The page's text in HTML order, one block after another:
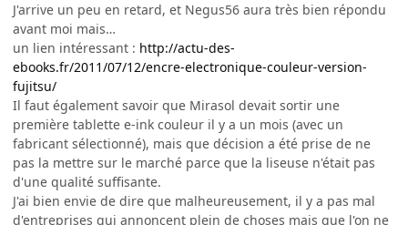
J'arrive un peu en retard, et Negus56 aura très bien répondu
avant moi mais…
un lien intéressant : http://actu-des-
ebooks.fr/2011/07/12/encre-electronique-couleur-version-
fujitsu/
Il faut également savoir que Mirasol devait sortir une
première tablette e-ink couleur il y a un mois (avec un
fabricant sélectionné), mais que décision a été prise de ne
pas la mettre sur le marché parce que la liseuse n'était pas
d'une qualité suffisante.
J'ai bien envie de dire que malheureusement, il y a pas mal
d'entreprises qui annoncent plein de choses mais que l'on ne